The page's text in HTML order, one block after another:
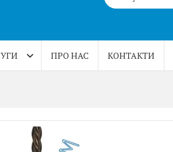
ПРО НАС КОНТАКТИ